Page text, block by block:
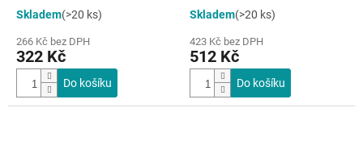
Skladem(>20 ks)
266 Kč bez DPH
322 Kč
Do košíku
Skladem(>20 ks)
423 Kč bez DPH
512 Kč
Do košíku